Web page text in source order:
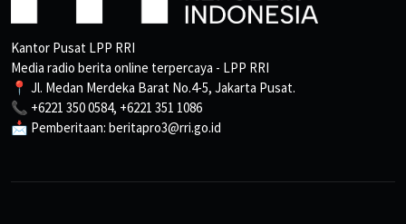
Kantor Pusat LPP RRI
Media radio berita online terpercaya - LPP RRI
📍 Jl. Medan Merdeka Barat No.4-5, Jakarta Pusat.
📞 +6221 350 0584, +6221 351 1086
📩 Pemberitaan: beritapro3@rri.go.id